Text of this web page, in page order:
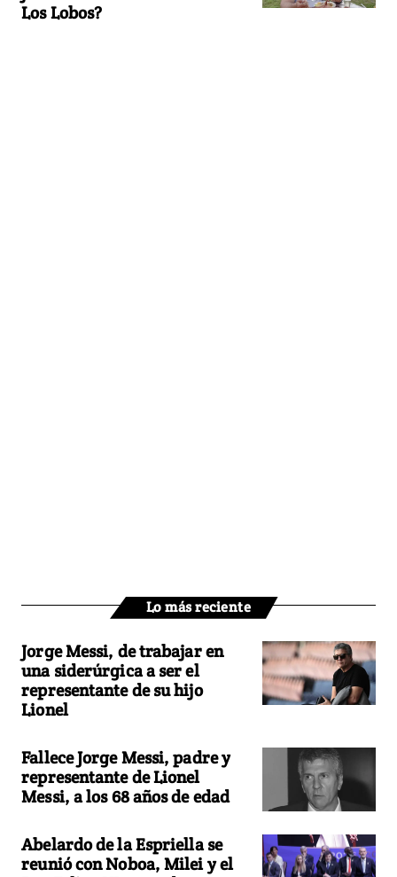
Los Lobos?
Lo más reciente
Jorge Messi, de trabajar en
una siderúrgica a ser el
representante de su hijo
Lionel
Fallece Jorge Messi, padre y
representante de Lionel
Messi, a los 68 años de edad
Abelardo de la Espriella se
reunió con Noboa, Milei y el